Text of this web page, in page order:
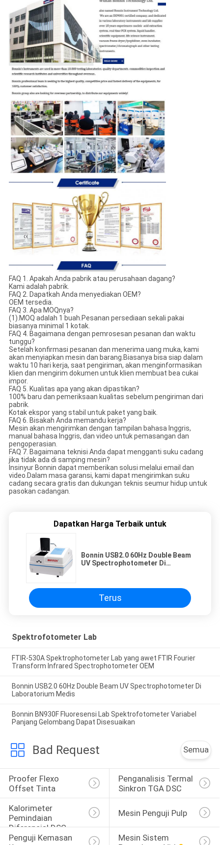
FAQ 1. Apakah Anda pabrik atau perusahaan dagang?
Kami adalah pabrik.
FAQ 2. Dapatkah Anda menyediakan OEM?
OEM tersedia.
FAQ 3. Apa MOQnya?
(1).MOQ adalah 1 buah.Pesanan persediaan sekali pakai
biasanya minimal 1 kotak.
FAQ 4. Bagaimana dengan pemrosesan pesanan dan waktu
tunggu?
Setelah konfirmasi pesanan dan menerima uang muka, kami
akan menyiapkan mesin dan barang.Biasanya bisa siap dalam
waktu 10 hari kerja, saat pengiriman, akan menginformasikan
klien dan mengirim dokumen untuk klien membuat bea cukai
impor.
FAQ 5. Kualitas apa yang akan dipastikan?
100% baru dan pemeriksaan kualitas sebelum pengiriman dari
pabrik.
Kotak ekspor yang stabil untuk paket yang baik.
FAQ 6. Bisakah Anda memandu kerja?
Mesin akan mengirimkan dengan tampilan bahasa Inggris,
manual bahasa Inggris, dan video untuk pemasangan dan
pengoperasian.
FAQ 7. Bagaimana teknisi Anda dapat mengganti suku cadang
jika tidak ada di samping mesin?
Insinyur Bonnin dapat memberikan solusi melalui email dan
video.Dalam masa garansi, kami dapat mengirimkan suku
cadang secara gratis dan dukungan teknis seumur hidup untuk
pasokan cadangan.
Dapatkan Harga Terbaik untuk
Bonnin USB2.0 60Hz Double Beam
UV Spectrophotometer Di
Terus
Spektrofotometer Lab
FTIR-530A Spektrophotometer Lab yang awet FTIR Fourier
Transform Infrared Spectrophotometer OEM
Bonnin USB2.0 60Hz Double Beam UV Spectrophotometer Di
Laboratorium Medis
Bonnin BN930F Fluoresensi Lab Spektrofotometer Variabel
Panjang Gelombang Dapat Disesuaikan
Bad Request Semua
Proofer Flexo
Offset Tinta
Penganalisis Termal
Sinkron TGA DSC
Kalorimeter
Pemindaian
Diferensial DSC
Mesin Penguji Pulp
Penguji Kemasan
Mesin Sistem